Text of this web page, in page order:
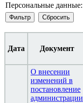
Персональные данные:
Дата Документ
О внесении
изменений в
постановление
администрации